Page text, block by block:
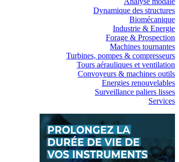
Dynamique des structures
Biomécanique
Industrie & Energie
Forage & Prospection
Machines tournantes
Turbines, pompes & compresseurs
Tours aérauliques et ventilation
Convoyeurs & machines outils
Energies renouvelables
Surveillance paliers lisses
Services